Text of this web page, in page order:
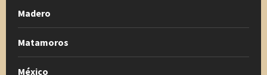
Madero
Matamoros
México